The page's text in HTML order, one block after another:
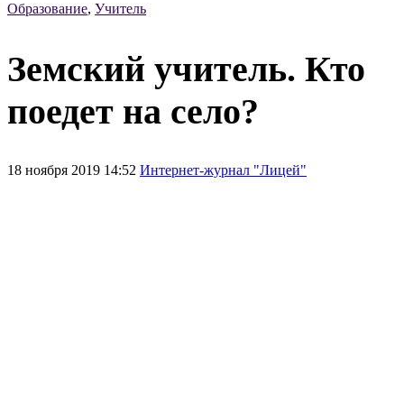
Образование, Учитель
Земский учитель. Кто
поедет на село?
18 ноября 2019 14:52 Интернет-журнал "Лицей"